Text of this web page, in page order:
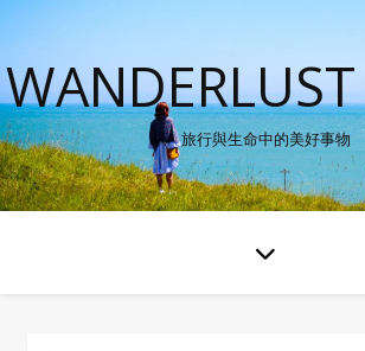
旅行與生命中的美好事物